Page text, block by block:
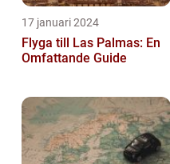
17 januari 2024
Flyga till Las Palmas: En
Omfattande Guide